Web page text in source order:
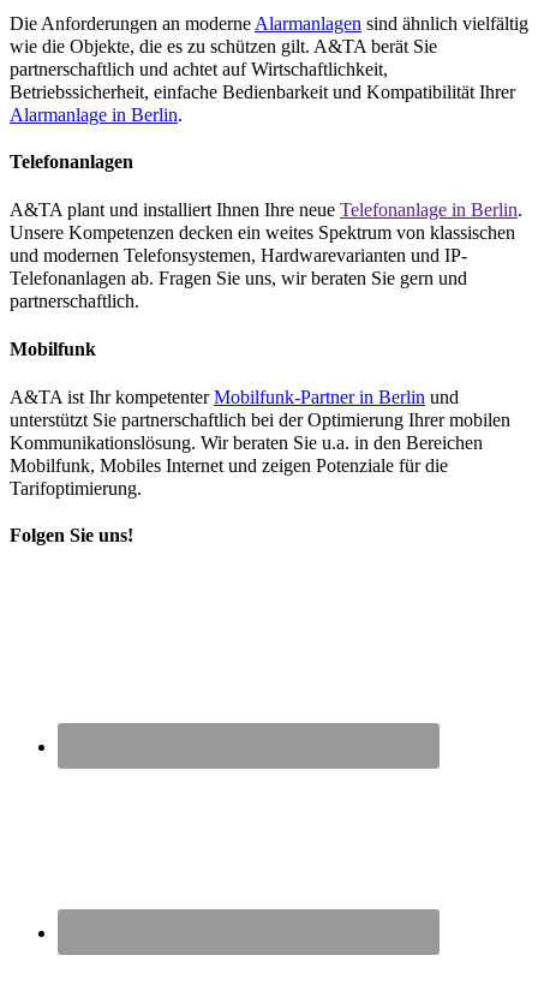
Die Anforderungen an moderne Alarmanlagen sind ähnlich vielfältig
wie die Objekte, die es zu schützen gilt. A&TA berät Sie
partnerschaftlich und achtet auf Wirtschaftlichkeit,
Betriebssicherheit, einfache Bedienbarkeit und Kompatibilität Ihrer
Alarmanlage in Berlin.
Telefonanlagen
A&TA plant und installiert Ihnen Ihre neue Telefonanlage in Berlin.
Unsere Kompetenzen decken ein weites Spektrum von klassischen
und modernen Telefonsystemen, Hardwarevarianten und IP-
Telefonanlagen ab. Fragen Sie uns, wir beraten Sie gern und
partnerschaftlich.
Mobilfunk
A&TA ist Ihr kompetenterMobilfunk-Partner in Berlin und
unterstützt Sie partnerschaftlich bei der Optimierung Ihrer mobilen
Kommunikationslösung. Wir beraten Sie u.a. in den Bereichen
Mobilfunk, Mobiles Internet und zeigen Potenziale für die
Tarifoptimierung.
Folgen Sie uns!